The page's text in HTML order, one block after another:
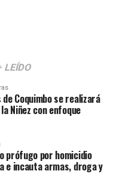
LEÍDO
de Coquimbo se realizará
Niñez con enfoque
prófugo por homicidio
e incauta armas, droga y